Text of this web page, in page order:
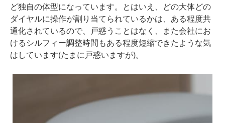
ど独自の体型になっています。とはいえ、どの大体どの
ダイヤルに操作が割り当てられているかは、ある程度共
通化されているので、戸惑うことはなく、また会社にお
けるシルフィー調整時間もある程度短縮できたような気
はしています(たまに戸惑いますが)。